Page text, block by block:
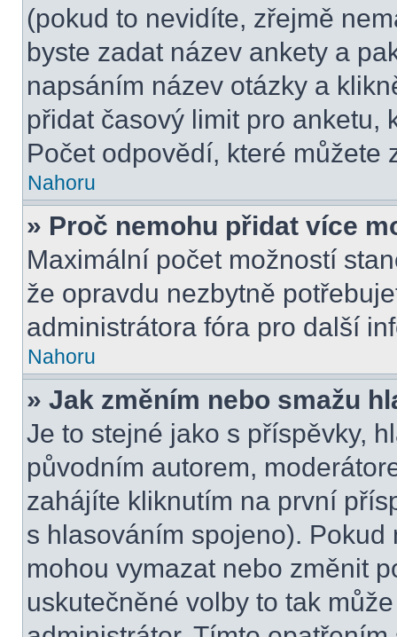
(pokud to nevidíte, zřejmě
byste zadat název ankety a
napsáním název otázky a
přidat časový limit pro anketu,
Počet odpovědí, které můžete
Nahoru
» Proč nemohu přidat více
Maximální počet možností
že opravdu nezbytně
administrátora fóra pro další
Nahoru
» Jak změním nebo smažu
Je to stejné jako s příspěvky,
původním autorem,
zahájíte kliknutím na první
s hlasováním spojeno).
mohou vymazat nebo změnit
uskutečněné volby to tak